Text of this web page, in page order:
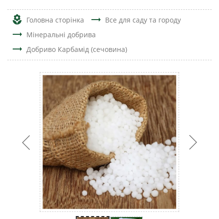
local_florist Головна сторінка trending_flat Все для саду та городу
trending_flat Мінеральні добрива
trending_flat Добриво Карбамід (сечовина)